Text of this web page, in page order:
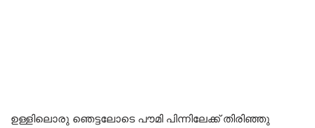
ഉള്ളിലൊരു ഞെട്ടലോടെ പൗമി പിന്നിലേക്ക് തിരിഞ്ഞു